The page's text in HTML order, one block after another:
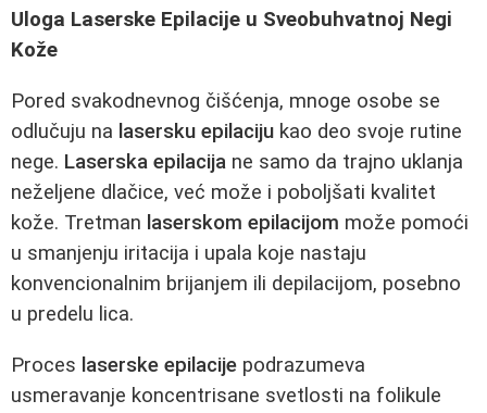
Uloga Laserske Epilacije u Sveobuhvatnoj Negi
Kože
Pored svakodnevnog čišćenja, mnoge osobe se
odlučuju na lasersku epilaciju kao deo svoje rutine
nege. Laserska epilacija ne samo da trajno uklanja
neželjene dlačice, već može i poboljšati kvalitet
kože. Tretman laserskom epilacijom može pomoći
u smanjenju iritacija i upala koje nastaju
konvencionalnim brijanjem ili depilacijom, posebno
u predelu lica.
Proces laserske epilacije podrazumeva
usmeravanje koncentrisane svetlosti na folikule